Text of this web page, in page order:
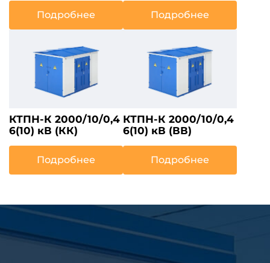
Подробнее Подробнее
КТПН-К 2000/10/0,4
6(10) кВ (КК)
Подробнее
КТПН-К 2000/10/0,4
6(10) кВ (ВВ)
Подробнее